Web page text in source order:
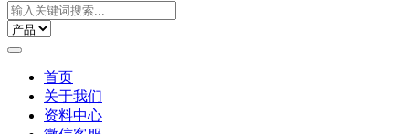
首页
关于我们
资料中心